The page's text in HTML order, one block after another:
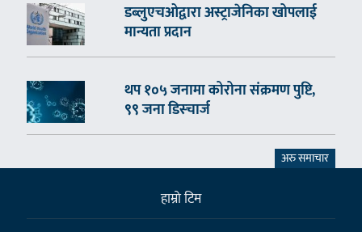
डब्लुएचओद्वारा अस्ट्राजेनिका खोपलाई
मान्यता प्रदान
थप १०५ जनामा कोरोना संक्रमण पुष्टि,
९९ जना डिस्चार्ज
अरु समाचार
हाम्राे टिम